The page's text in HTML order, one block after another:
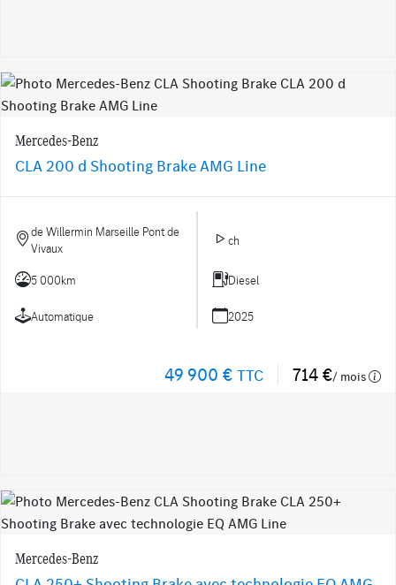
Mercedes-Benz
CLA 200 d Shooting Brake AMG Line
de Willermin Marseille Pont de
Vivaux
ch
5 000km Diesel
Automatique 2025
49 900 € TTC 714 €/ mois
Mercedes-Benz